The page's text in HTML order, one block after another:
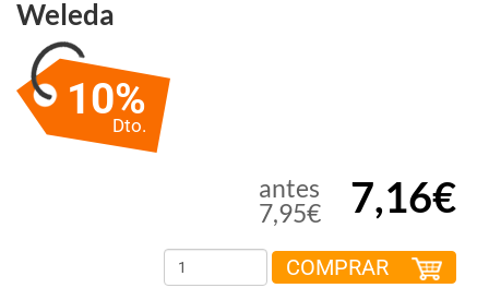
Weleda
10%
Dto.
antes
7,95€
7,16€
COMPRAR